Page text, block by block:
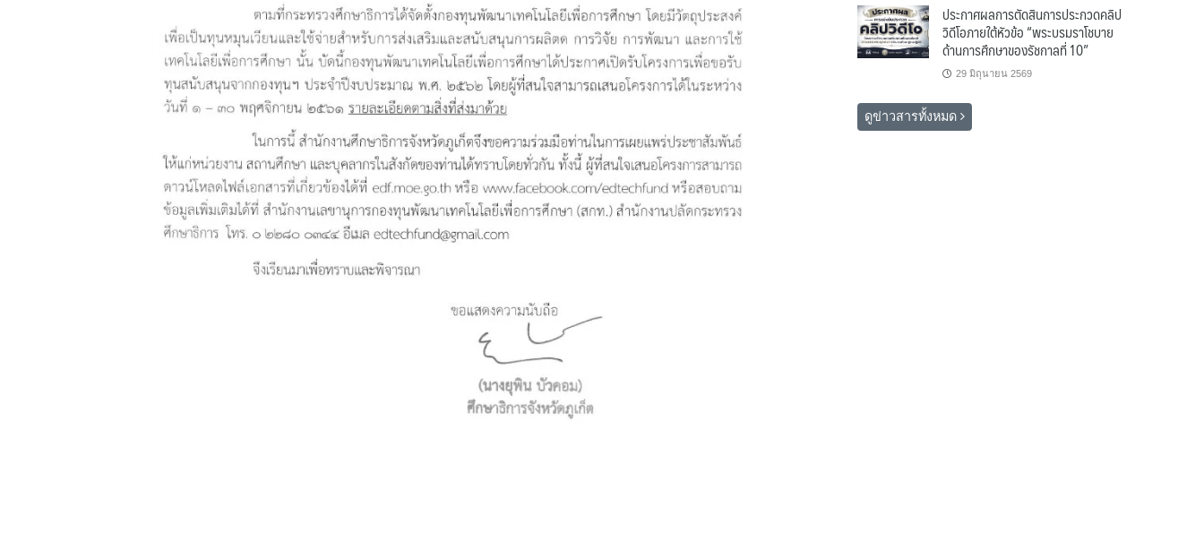
ประกาศผลการตัดสินการประกวดคลิป
วิดีโอภายใต้หัวข้อ “พระบรมราโชบาย
ด้านการศึกษาของรัชกาลที่ 10”
29 มิถุนายน 2569
ดูข่าวสารทั้งหมด